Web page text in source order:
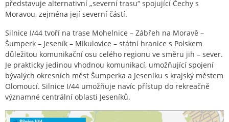
představuje alternativní „severní trasu“ spojující Čechy s
Moravou, zejména její severní částí.
Silnice I/44 tvoří na trase Mohelnice – Zábřeh na Moravě –
Šumperk – Jeseník – Mikulovice – státní hranice s Polskem
důležitou komunikační osu celého regionu ve směru jih – sever.
Je prakticky jedinou vhodnou komunikací, umožňující spojení
bývalých okresních měst Šumperka a Jeseníku s krajský městem
Olomoucí. Silnice I/44 umožňuje navíc přístup do rekreačně
významné centrální oblasti Jeseníků.